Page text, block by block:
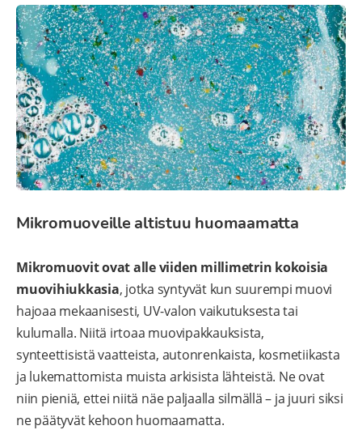
Mikromuoveille altistuu huomaamatta
Mikromuovit ovat alle viiden millimetrin kokoisia
muovihiukkasia, jotka syntyvät kun suurempi muovi
hajoaa mekaanisesti, UV-valon vaikutuksesta tai
kulumalla. Niitä irtoaa muovipakkauksista,
synteettisistä vaatteista, autonrenkaista, kosmetiikasta
ja lukemattomista muista arkisista lähteistä. Ne ovat
niin pieniä, ettei niitä näe paljaalla silmällä – ja juuri siksi
ne päätyvät kehoon huomaamatta.